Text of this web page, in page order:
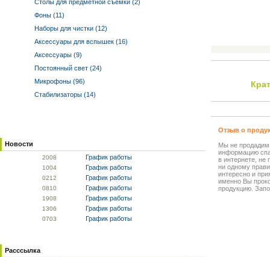
Столы для предметной съемки (2)
Фоны (11)
Наборы для чистки (12)
Аксессуары для вспышек (16)
Аксессуары (9)
Постоянный свет (24)
Микрофоны (96)
Стабилизаторы (14)
Новости
2008 График работы
1004 График работы
0212 График работы
0810 График работы
1908 График работы
1306 График работы
0703 График работы
Расссылка
Отзыв о
Мы не
информацию
в интернете, не
ни одному
интересно и
именно Вы
продукцию.